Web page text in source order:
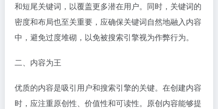
和短尾关键词，以覆盖更多潜在用户。同时，关键词的
密度和布局也至关重要，应确保关键词自然地融入内容
中，避免过度堆砌，以免被搜索引擎视为作弊行为。
二、内容为王
优质的内容是吸引用户和搜索引擎的关键。在创建内容
时，应注重原创性、价值性和可读性。原创内容能够提